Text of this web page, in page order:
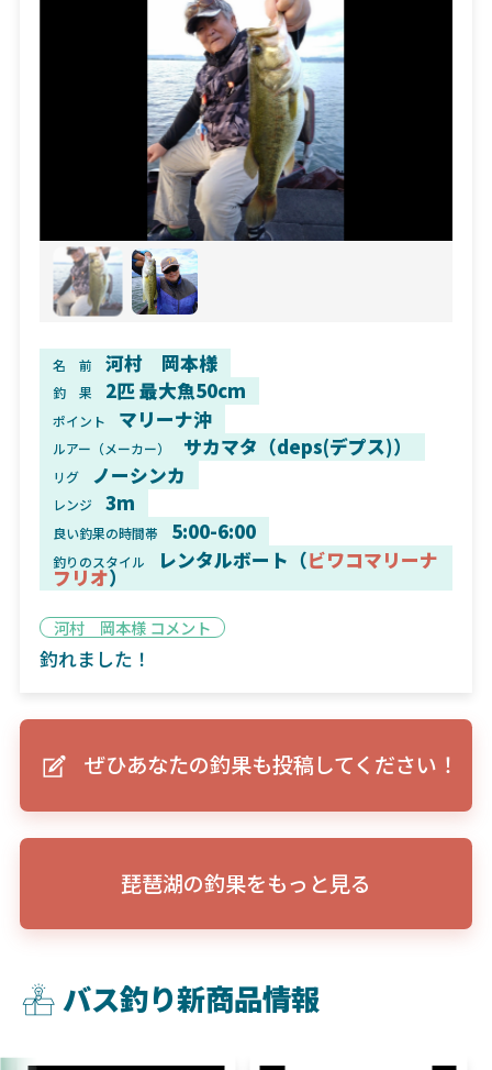
名 前 河村 岡本様
釣 果 2匹 最大魚50cm
ポイント マリーナ沖
ルアー（メーカー） サカマタ（deps(デプス)）
リグ ノーシンカ
レンジ 3m
良い釣果の時間帯 5:00-6:00
釣りのスタイル レンタルボート（ビワコマリーナ
フリオ）
河村 岡本様 コメント
釣れました！
ぜひあなたの釣果も投稿してください！
琵琶湖の釣果をもっと見る
バス釣り新商品情報